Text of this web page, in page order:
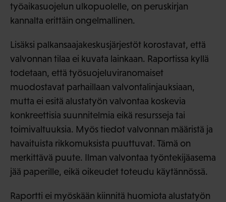
työaikasuojelun ulkopuolelle, on peruskirjan
kannalta erittäin ongelmallinen.
Lisäksi palkansaajakeskusjärjestöt korostavat, että
valvonnan tilaa ei kuvata lainkaan. Raportissa kyllä
todetaan, että työsuojeluviranomaiset
muodostavat parhaillaan valvontalinjauksiaan,
mutta ei esitä alustatyön valvontaa koskevia
konkreettisia suunnitelmia eikä resursseja tai
toimivaltuuksia. Myös tiedot valvonnan määristä ja
havaituista rikkomuksista puuttuvat. Tämä on
merkittävä puute. Ilman valvontaa työntekijäasema
jää paperille, eikä oikeudet toteudu käytännössä.
Raportti ei myöskään kiinnitä huomiota alustatyön